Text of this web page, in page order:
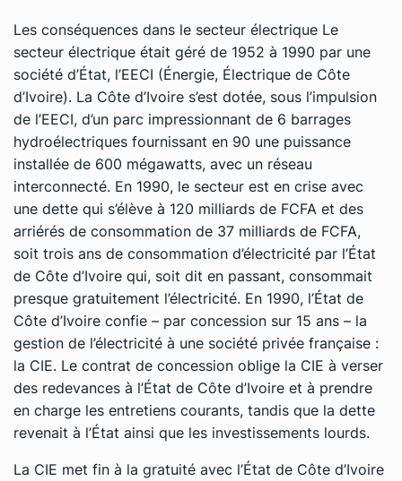
Les conséquences dans le secteur électrique Le
secteur électrique était géré de 1952 à 1990 par une
société d’État, l’EECI (Énergie, Électrique de Côte
d’Ivoire). La Côte d’Ivoire s’est dotée, sous l’impulsion
de l’EECI, d’un parc impressionnant de 6 barrages
hydroélectriques fournissant en 90 une puissance
installée de 600 mégawatts, avec un réseau
interconnecté. En 1990, le secteur est en crise avec
une dette qui s’élève à 120 milliards de FCFA et des
arriérés de consommation de 37 milliards de FCFA,
soit trois ans de consommation d’électricité par l’État
de Côte d’Ivoire qui, soit dit en passant, consommait
presque gratuitement l’électricité. En 1990, l’État de
Côte d’Ivoire confie – par concession sur 15 ans – la
gestion de l’électricité à une société privée française :
la CIE. Le contrat de concession oblige la CIE à verser
des redevances à l’État de Côte d’Ivoire et à prendre
en charge les entretiens courants, tandis que la dette
revenait à l’État ainsi que les investissements lourds.
La CIE met fin à la gratuité avec l’État de Côte d’Ivoire